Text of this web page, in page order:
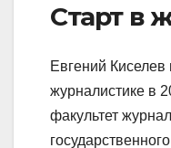
Старт в
Евгений
журналистике в
факультет